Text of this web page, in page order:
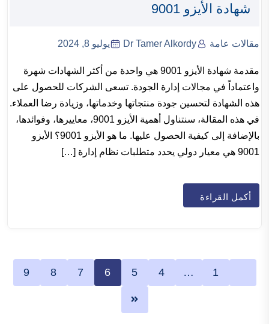
شهادة الأيزو 9001
مقالات عامة Dr Tamer Alkordy يوليو 8, 2024
مقدمة شهادة الأيزو 9001 هي واحدة من أكثر الشهادات شهرة
واعتماداً في مجالات إدارة الجودة. تسعى الشركات للحصول على
هذه الشهادة لتحسين جودة منتجاتها وخدماتها، وزيادة رضا العملاء.
في هذه المقالة، سنتناول أهمية الأيزو 9001، معاييرها، وفوائدها،
بالإضافة إلى كيفية الحصول عليها. ما هو الأيزو 9001؟ الأيزو
9001 هي معيار دولي يحدد متطلبات نظام إدارة […]
أكمل القراءة
1
…
4
5
6
7
8
9